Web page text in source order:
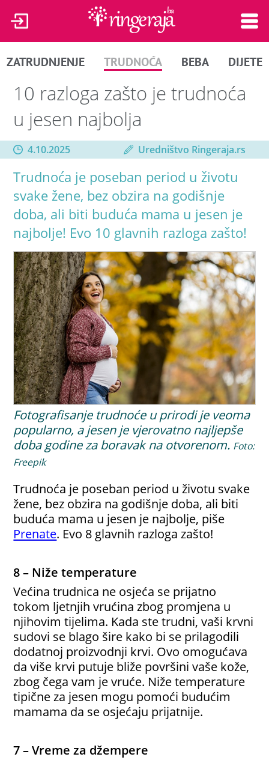
ZATRUDNJENJE TRUDNOĆA BEBA DIJETE
10 razloga zašto je trudnoća
u jesen najbolja
4.10.2025 Uredništvo Ringeraja.rs
Trudnoća je poseban period u životu
svake žene, bez obzira na godišnje
doba, ali biti buduća mama u jesen je
najbolje! Evo 10 glavnih razloga zašto!
Fotografisanje trudnoće u prirodi je veoma
popularno, a jesen je vjerovatno najljepše
doba godine za boravak na otvorenom. Foto:
Freepik
Trudnoća je poseban period u životu svake
žene, bez obzira na godišnje doba, ali biti
buduća mama u jesen je najbolje, piše
Prenate. Evo 8 glavnih razloga zašto!
8 – Niže temperature
Većina trudnica ne osjeća se prijatno
tokom ljetnjih vrućina zbog promjena u
njihovim tijelima. Kada ste trudni, vaši krvni
sudovi se blago šire kako bi se prilagodili
dodatnoj proizvodnji krvi. Ovo omogućava
da više krvi putuje bliže površini vaše kože,
zbog čega vam je vruće. Niže temperature
tipične za jesen mogu pomoći budućim
mamama da se osjećaju prijatnije.
7 – Vreme za džempere